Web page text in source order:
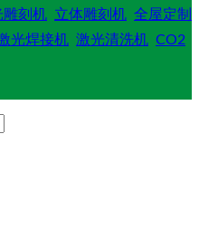
雕刻机 立体雕刻机 全屋定制
光焊接机 激光清洗机 CO2